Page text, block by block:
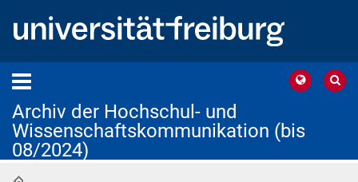
Archiv der Hochschul- und
Wissenschaftskommunikation (bis
08/2024)